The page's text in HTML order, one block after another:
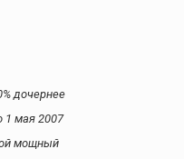
дочернее
1 мая 2007
мощный